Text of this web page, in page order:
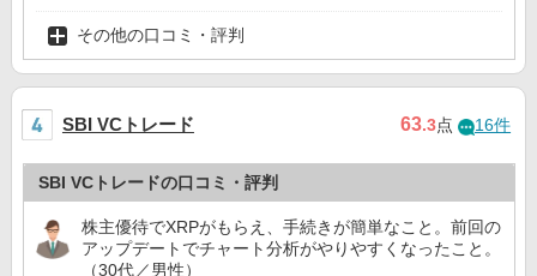
その他の口コミ・評判
SBI VCトレード 63.3点 16件
SBI VCトレードの口コミ・評判
株主優待でXRPがもらえ、手続きが簡単なこと。前回の
アップデートでチャート分析がやりやすくなったこと。
（30代／男性）